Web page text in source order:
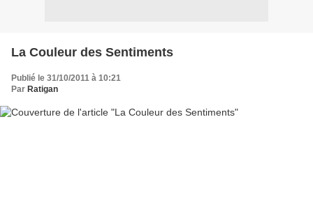
La Couleur des Sentiments
Publié le 31/10/2011 à 10:21
Par Ratigan